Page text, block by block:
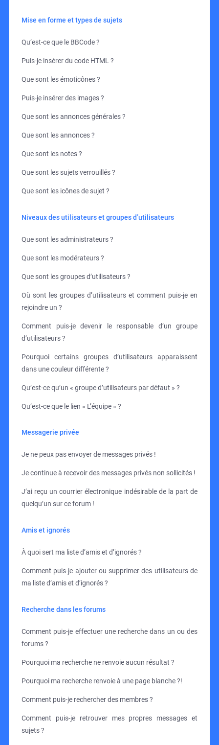
Mise en forme et types de sujets
Qu’est-ce que le BBCode ?
Puis-je insérer du code HTML ?
Que sont les émoticônes ?
Puis-je insérer des images ?
Que sont les annonces générales ?
Que sont les annonces ?
Que sont les notes ?
Que sont les sujets verrouillés ?
Que sont les icônes de sujet ?
Niveaux des utilisateurs et groupes d’utilisateurs
Que sont les administrateurs ?
Que sont les modérateurs ?
Que sont les groupes d’utilisateurs ?
Où sont les groupes d’utilisateurs et comment puis-je en
rejoindre un ?
Comment puis-je devenir le responsable d’un groupe
d’utilisateurs ?
Pourquoi certains groupes d’utilisateurs apparaissent
dans une couleur différente ?
Qu’est-ce qu’un « groupe d’utilisateurs par défaut » ?
Qu’est-ce que le lien « L’équipe » ?
Messagerie privée
Je ne peux pas envoyer de messages privés !
Je continue à recevoir des messages privés non sollicités !
J’ai reçu un courrier électronique indésirable de la part de
quelqu’un sur ce forum !
Amis et ignorés
À quoi sert ma liste d’amis et d’ignorés ?
Comment puis-je ajouter ou supprimer des utilisateurs de
ma liste d’amis et d’ignorés ?
Recherche dans les forums
Comment puis-je effectuer une recherche dans un ou des
forums ?
Pourquoi ma recherche ne renvoie aucun résultat ?
Pourquoi ma recherche renvoie à une page blanche ?!
Comment puis-je rechercher des membres ?
Comment puis-je retrouver mes propres messages et
sujets ?